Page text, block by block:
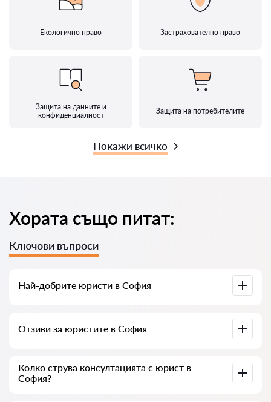
Екологично право Застрахователно право
Защита на данните и
конфиденциалност
Защита на потребителите
Покажи всичко
Хората също питат:
Ключови въпроси
Най-добрите юристи в София
пълна информация. Цени, отзиви, телефонен номер и
Отзиви за юристите в София
юристите, не изтриваме отрицателни отзиви и няма
възможност за манипулация.
Колко струва консултацията с юрист в
София?